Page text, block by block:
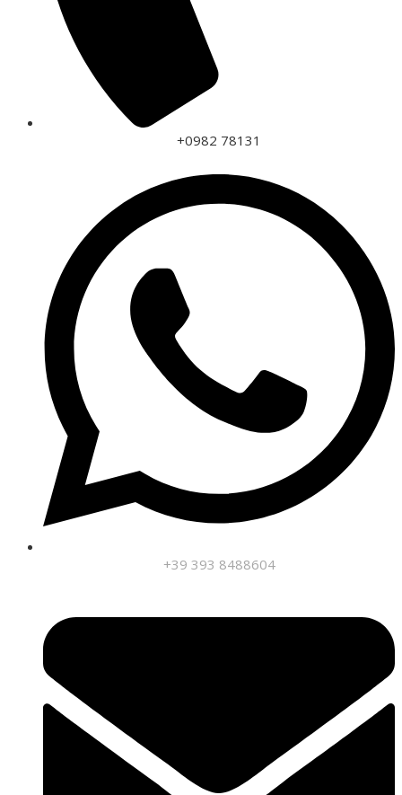
+0982 78131
+39 393 8488604